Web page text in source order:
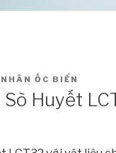
ỐC BIỂN
Huyết